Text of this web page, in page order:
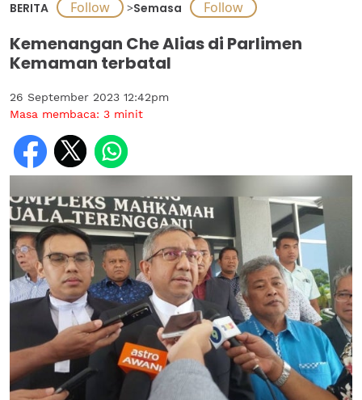
BERITA >Semasa
Kemenangan Che Alias di Parlimen
Kemaman terbatal
26 September 2023 12:42pm
Masa membaca: 3 minit